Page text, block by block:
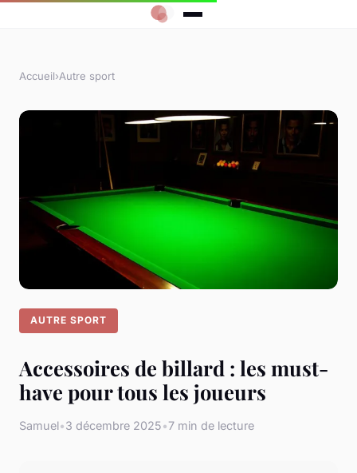
Accueil›Autre sport
AUTRE SPORT
Accessoires de billard : les must-
have pour tous les joueurs
Samuel•3 décembre 2025•7 min de lecture